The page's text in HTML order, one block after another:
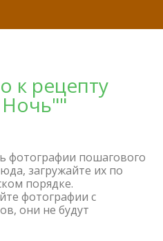
к рецепту
фотографии пошагового
загружайте их по
порядке.
фотографии с
они не будут